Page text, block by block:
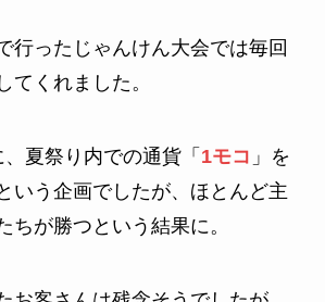
行ったじゃんけん大会では毎回
てくれました。
夏祭り内での通貨「 1モコ 」を
いう企画でしたが、ほとんど主
ちが勝つという結果に。